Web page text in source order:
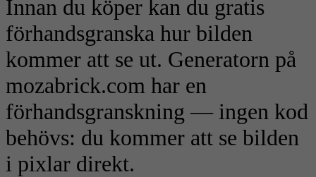
Innan du köper kan du gratis
förhandsgranska hur bilden
kommer att se ut. Generatorn på
mozabrick.com har en
förhandsgranskning — ingen kod
behövs: du kommer att se bilden
i pixlar direkt.